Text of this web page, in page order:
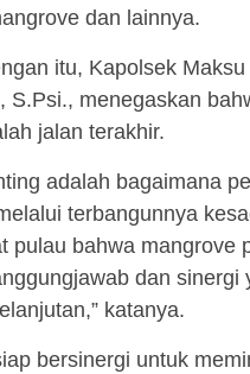
dan lainnya.
itu, Kapolsek Maksu
S.Psi., menegaskan
jalan terakhir.
adalah bagaimana
terbangunnya
pulau bahwa mangrove
dan sinergi
katanya.
bersinergi untuk